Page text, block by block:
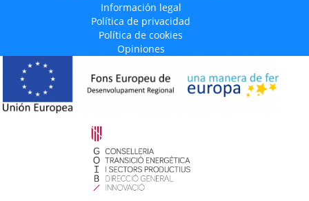
Información legal
Política de privacidad
Política de cookies
Opiniones